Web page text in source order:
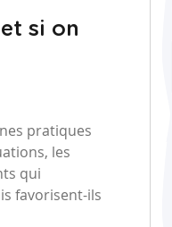
si on
pratiques
les
qui
favorisent-ils